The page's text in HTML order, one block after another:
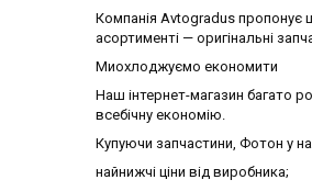
Компанія Avtogradus пропонує
асортименті — оригінальні
Миохлоджуємо економити
Наш інтернет-магазин багато
всебічну економію.
Купуючи запчастини, Фотон у
найнижчі ціни від виробника;